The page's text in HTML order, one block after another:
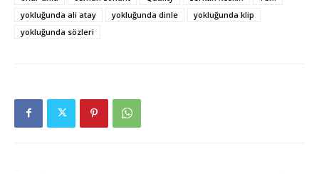
yokluğunda ali atay
yokluğunda dinle
yokluğunda klip
yokluğunda sözleri